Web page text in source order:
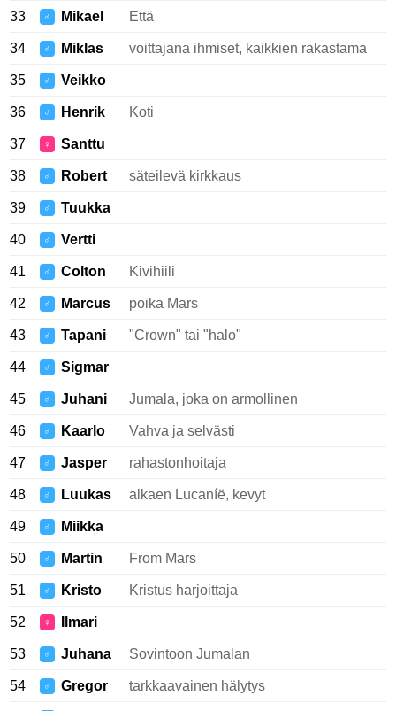
33 ♂ Mikael Että
34 ♂ Miklas voittajana ihmiset, kaikkien rakastama
35 ♂ Veikko
36 ♂ Henrik Koti
37 ♀ Santtu
38 ♂ Robert säteilevä kirkkaus
39 ♂ Tuukka
40 ♂ Vertti
41 ♂ Colton Kivihiili
42 ♂ Marcus poika Mars
43 ♂ Tapani "Crown" tai "halo"
44 ♂ Sigmar
45 ♂ Juhani Jumala, joka on armollinen
46 ♂ Kaarlo Vahva ja selvästi
47 ♂ Jasper rahastonhoitaja
48 ♂ Luukas alkaen Lucaníë, kevyt
49 ♂ Miikka
50 ♂ Martin From Mars
51 ♂ Kristo Kristus harjoittaja
52 ♀ Ilmari
53 ♂ Juhana Sovintoon Jumalan
54 ♂ Gregor tarkkaavainen hälytys